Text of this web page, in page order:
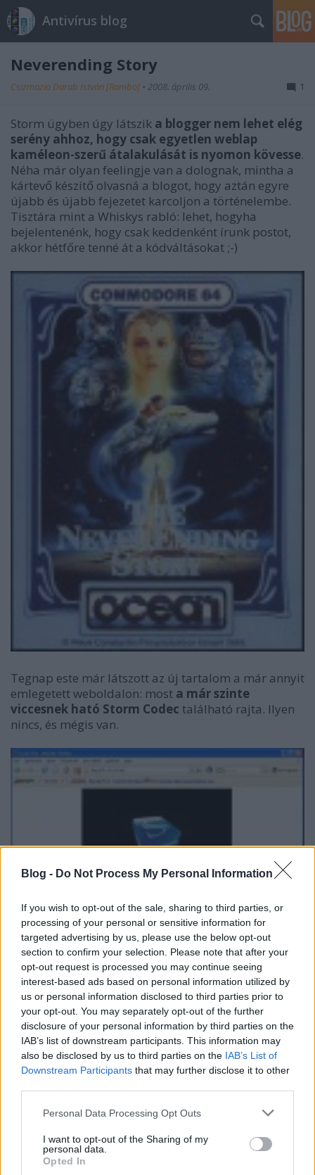
Blog - Do Not Process My Personal Information
If you wish to opt-out of the sale, sharing to third parties, or
processing of your personal or sensitive information for
targeted advertising by us, please use the below opt-out
section to confirm your selection. Please note that after your
opt-out request is processed you may continue seeing
interest-based ads based on personal information utilized by
us or personal information disclosed to third parties prior to
your opt-out. You may separately opt-out of the further
disclosure of your personal information by third parties on the
IAB’s list of downstream participants. This information may
also be disclosed by us to third parties on the IAB’s List of
Downstream Participants that may further disclose it to other
Please note that this website/app uses one or more Google
not limited to your visit or usage behaviour. You may click to
grant or deny consent to Google and its third-party tags to
use your data for below specified purposes in below Google
Personal Data Processing Opt Outs
I want to opt-out of the Sharing of my
personal data.
Opted In
Antivírus blog
Neverending Story
Csizmazia Darab István [Rambo] • 2008. április 09. 1
Storm ügyben úgy látszik a blogger nem lehet elég
serény ahhoz, hogy csak egyetlen weblap
kaméleon-szerű átalakulását is nyomon kövesse.
Néha már olyan feelingje van a dolognak, mintha a
kártevő készítő olvasná a blogot, hogy aztán egyre
újabb és újabb fejezetet karcoljon a történelembe.
Tisztára mint a Whiskys rabló: lehet, hogyha
bejelentenénk, hogy csak keddenként írunk postot,
akkor hétfőre tenné át a kódváltásokat ;-)
Tegnap este már látszott az új tartalom a már annyit
emlegetett weboldalon: most a már szinte
viccesnek ható Storm Codec található rajta. Ilyen
nincs, és mégis van.
Azazhogy csak egy annak látszó tárgy, devalójában
persze egy új Nuwar (Storm/Zhelatin) variánsaz,
ami szeretne bejönni.